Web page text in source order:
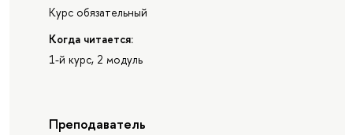
Курс обязательный
Когда читается:
1-й курс, 2 модуль
Преподаватель